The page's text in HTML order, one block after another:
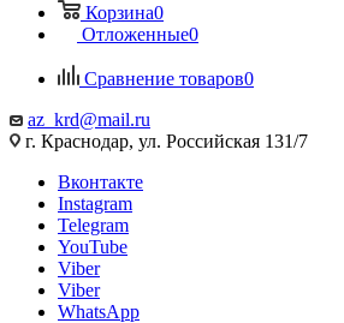
Корзина0
Отложенные0
Сравнение товаров0
az_krd@mail.ru
г. Краснодар, ул. Российская 131/7
Вконтакте
Instagram
Telegram
YouTube
Viber
Viber
WhatsApp